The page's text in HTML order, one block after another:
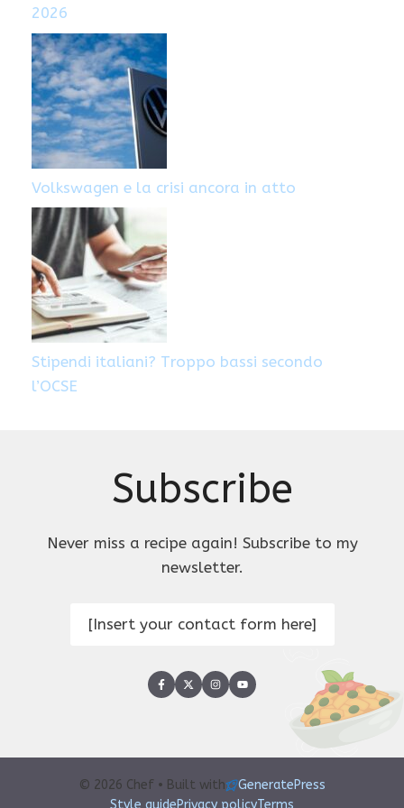
2026
Volkswagen e la crisi ancora in atto
Stipendi italiani? Troppo bassi secondo
l’OCSE
Subscribe
Never miss a recipe again! Subscribe to my
newsletter.
[Insert your contact form here]
© 2026 Chef • Built with
GeneratePress
Style guidePrivacy policyTerms